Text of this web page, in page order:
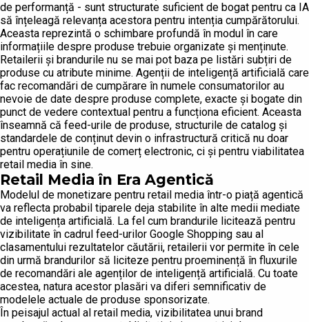
de performanță - sunt structurate suficient de bogat pentru ca IA
să înțeleagă relevanța acestora pentru intenția cumpărătorului.
Aceasta reprezintă o schimbare profundă în modul în care
informațiile despre produse trebuie organizate și menținute.
Retailerii și brandurile nu se mai pot baza pe listări subțiri de
produse cu atribute minime. Agenții de inteligență artificială care
fac recomandări de cumpărare în numele consumatorilor au
nevoie de date despre produse complete, exacte și bogate din
punct de vedere contextual pentru a funcționa eficient. Aceasta
înseamnă că feed-urile de produse, structurile de catalog și
standardele de conținut devin o infrastructură critică nu doar
pentru operațiunile de comerț electronic, ci și pentru viabilitatea
retail media în sine.
Retail Media în Era Agentică
Modelul de monetizare pentru retail media într-o piață agentică
va reflecta probabil tiparele deja stabilite în alte medii mediate
de inteligența artificială. La fel cum brandurile licitează pentru
vizibilitate în cadrul feed-urilor Google Shopping sau al
clasamentului rezultatelor căutării, retailerii vor permite în cele
din urmă brandurilor să liciteze pentru proeminență în fluxurile
de recomandări ale agenților de inteligență artificială. Cu toate
acestea, natura acestor plasări va diferi semnificativ de
modelele actuale de produse sponsorizate.
În peisajul actual al retail media, vizibilitatea unui brand